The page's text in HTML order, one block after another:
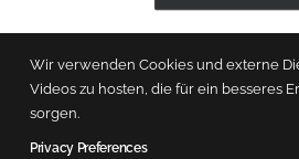
Wir verwenden Cookies und externe
Videos zu hosten, die für ein besseres
sorgen.
Privacy Preferences